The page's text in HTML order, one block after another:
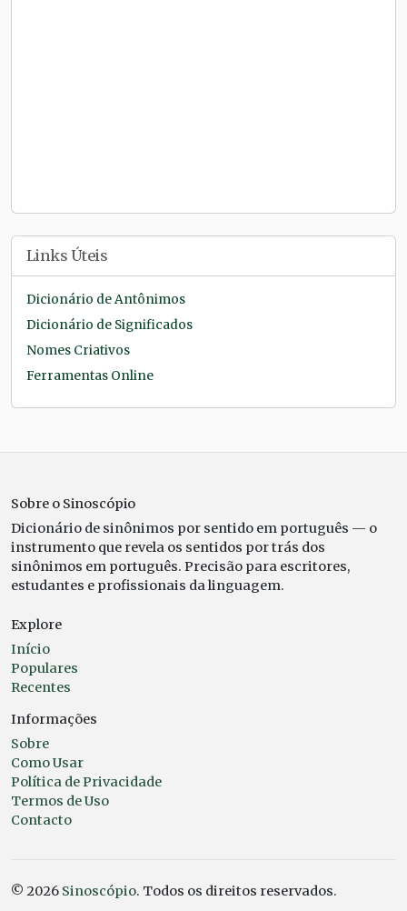
Links Úteis
Dicionário de Antônimos
Dicionário de Significados
Nomes Criativos
Ferramentas Online
Sobre o Sinoscópio
Dicionário de sinônimos por sentido em português — o
instrumento que revela os sentidos por trás dos
sinônimos em português. Precisão para escritores,
estudantes e profissionais da linguagem.
Explore
Início
Populares
Recentes
Informações
Sobre
Como Usar
Política de Privacidade
Termos de Uso
Contacto
© 2026 Sinoscópio. Todos os direitos reservados.